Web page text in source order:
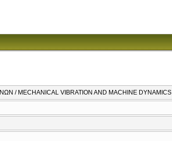
/ MECHANICAL VIBRATION AND MACHINE DYNAMICS